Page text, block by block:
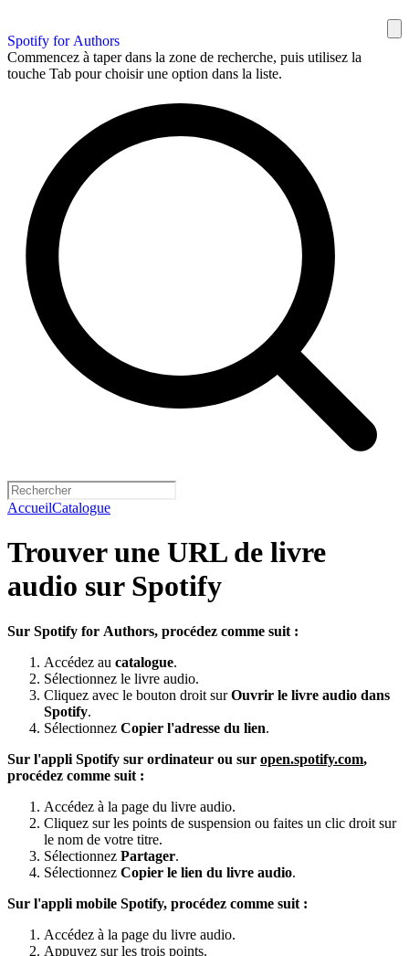
Spotify for Authors
Commencez à taper dans la zone de recherche, puis utilisez la
touche Tab pour choisir une option dans la liste.
AccueilCatalogue
Trouver une URL de livre
audio sur Spotify
Sur Spotify for Authors, procédez comme suit :
Accédez au catalogue.
Sélectionnez le livre audio.
Cliquez avec le bouton droit surOuvrir le livre audio dans
Spotify.
Sélectionnez Copier l'adresse du lien.
Sur l'appli Spotify sur ordinateur ou sur open.spotify.com,
procédez comme suit :
Accédez à la page du livre audio.
Cliquez sur les points de suspension ou faites un clic droit sur
le nom de votre titre.
Sélectionnez Partager.
Sélectionnez Copier le lien du livre audio.
Sur l'appli mobile Spotify, procédez comme suit :
Accédez à la page du livre audio.
Appuyez sur les trois points.